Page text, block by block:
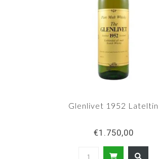
Glenlivet 1952 Lateltin
€1.750,00